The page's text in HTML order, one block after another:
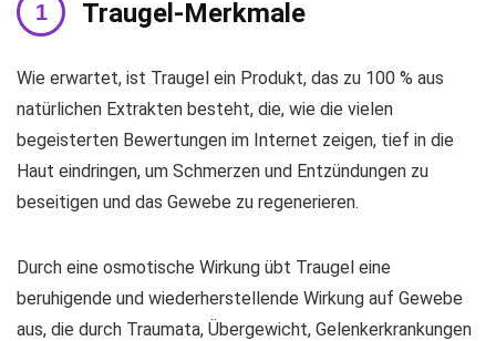
Traugel-Merkmale
Wie erwartet, ist Traugel ein Produkt, das zu 100 % aus
natürlichen Extrakten besteht, die, wie die vielen
begeisterten Bewertungen im Internet zeigen, tief in die
Haut eindringen, um Schmerzen und Entzündungen zu
beseitigen und das Gewebe zu regenerieren.
Durch eine osmotische Wirkung übt Traugel eine
beruhigende und wiederherstellende Wirkung auf Gewebe
aus, die durch Traumata, Übergewicht, Gelenkerkrankungen